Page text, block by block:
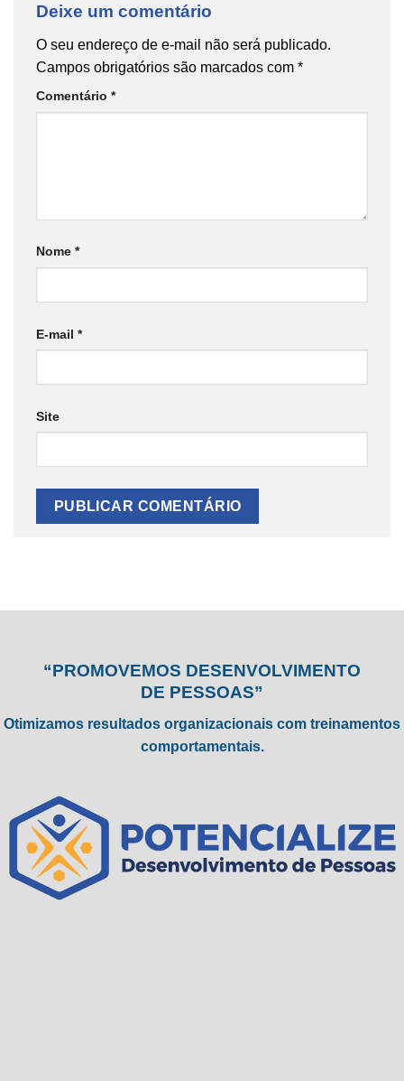
Deixe um comentário
O seu endereço de e-mail não será publicado.
Campos obrigatórios são marcados com *
Comentário *
Nome *
E-mail *
Site
“PROMOVEMOS DESENVOLVIMENTO
DE PESSOAS”
Otimizamos resultados organizacionais com treinamentos
comportamentais.